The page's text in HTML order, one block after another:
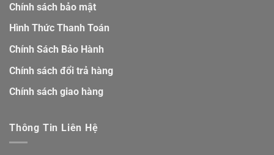
Chính sách bảo mật
Hình Thức Thanh Toán
Chính Sách Bảo Hành
Chính sách đổi trả hàng
Chính sách giao hàng
Thông Tin Liên Hệ